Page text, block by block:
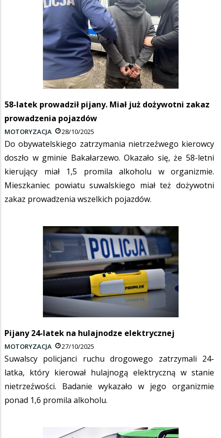
58-latek prowadził pijany. Miał już dożywotni zakaz
prowadzenia pojazdów
MOTORYZACJA 28/10/2025
Do obywatelskiego zatrzymania nietrzeźwego kierowcy
doszło w gminie Bakałarzewo. Okazało się, że 58-letni
kierujący miał 1,5 promila alkoholu w organizmie.
Mieszkaniec powiatu suwalskiego miał też dożywotni
zakaz prowadzenia wszelkich pojazdów.
Pijany 24-latek na hulajnodze elektrycznej
MOTORYZACJA 27/10/2025
Suwalscy policjanci ruchu drogowego zatrzymali 24-
latka, który kierował hulajnogą elektryczną w stanie
nietrzeźwości. Badanie wykazało w jego organizmie
ponad 1,6 promila alkoholu.